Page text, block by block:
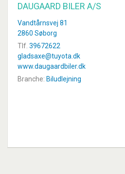
DAUGAARD BILER A/S
Vandtårnsvej 81
2860 Søborg
Tlf. 39672622
gladsaxe@tuyota.dk
www.daugaardbiler.dk
Branche: Biludlejning